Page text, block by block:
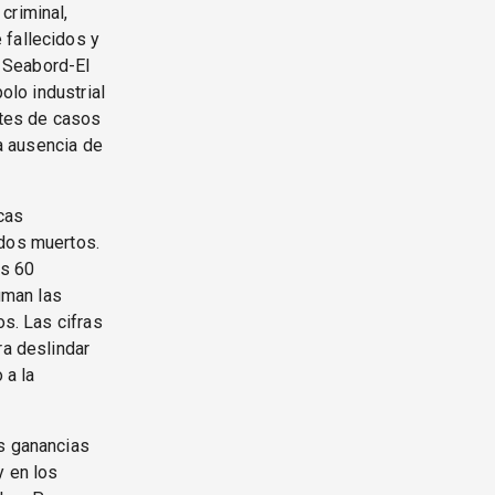
fallecidos y
El
industrial
de casos
ausencia de
muertos.
60
las
Las cifras
deslindar
a la
ganancias
en los